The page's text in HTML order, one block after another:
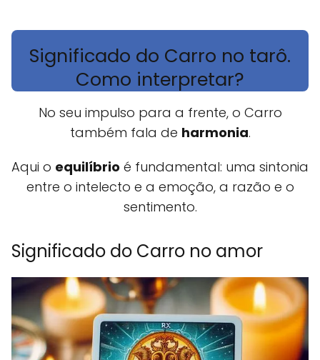
Significado do Carro no tarô.
Como interpretar?
No seu impulso para a frente, o Carro
também fala de harmonia.
Aqui o equilíbrio é fundamental: uma sintonia
entre o intelecto e a emoção, a razão e o
sentimento.
Significado do Carro no amor